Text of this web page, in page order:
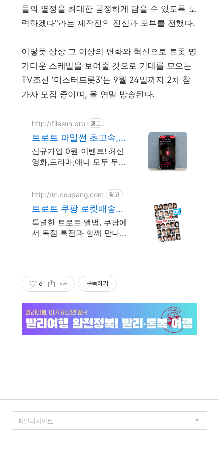
들의 열정을 최대한 공정하게 담을 수 있도록 노
력하겠다"라는 제작진의 진심과 포부를 전했다.
이렇듯 상상 그 이상의 변화와 혁신으로 트롯 명
가다운 스케일을 보여줄 것으로 기대를 모으는
TV조선 '미스터트롯3'는 9월 24일까지 2차 참
가자 모집 중이며, 올 연말 방송된다.
http://filesun.pro 광고
트로트 파일썬 초고속,
4K 실시간 보기!
신규가입 0원 이벤트! 최신
영화,드라마,애니 모두 무료!
http://m.coupang.com 광고
트로트 쿠팡 로켓배송으
로 빠르게 즐겨요
특별한 트로트 앨범, 쿠팡에
서 독점 특전과 함께 만나보
6 구독하기